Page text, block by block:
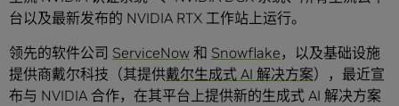
台以及最新发布的 NVIDIA RTX 工作站上运行。
领先的软件公司 ServiceNow 和 Snowflake，以及基础设施
提供商戴尔科技（其提供戴尔生成式 AI 解决方案），最近宣
布与 NVIDIA 合作，在其平台上提供新的生成式 AI 解决方案